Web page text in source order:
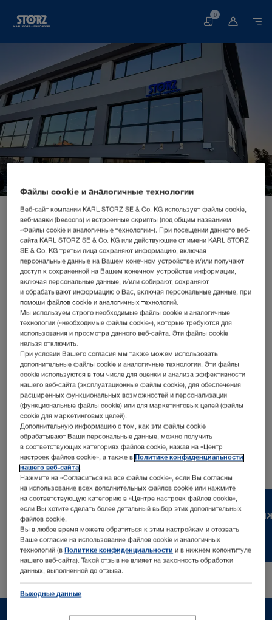
Корзина
0
Главная
Информация о компании
Территориальные подразделения
Греция, Афины: KARL STORZ Endoskope Greece M.E.P.E.
СБЫТОВАЯ И МАРКЕТИНГОВАЯ КОМПАНИЯ
KARL STORZ Endoskope Greece
M.E.P.E.
Адрес:
KARL STORZ Endoskope Greece M.E.P.E.
Kleisthenous 211B
15344 Athens | Greece
Телефон: +30 210 221 6400
Карьера
Файлы cookie и аналогичные технологии
Веб-сайт компании KARL STORZ SE & Co. KG использует файлы cookie,
веб-маяки (beacons) и встроенные скрипты (под общим названием
«Файлы cookie и аналогичные технологии»). При посещении данного веб-
сайта KARL STORZ SE & Co. KG или действующие от имени KARL STORZ
SE & Co. KG третьи лица сохраняют информацию, включая
персональные данные на Вашем конечном устройстве и/или получают
доступ к сохраненной на Вашем конечном устройстве информации,
включая персональные данные, и/или собирают, сохраняют
и обрабатывают информацию о Вас, включая персональные данные, при
помощи файлов cookie и аналогичных технологий.
Мы используем строго необходимые файлы cookie и аналогичные
технологии («необходимые файлы cookie»), которые требуются для
использования и просмотра данного веб-сайта. Эти файлы cookie
нельзя отключить.
При условии Вашего согласия мы также можем использовать
дополнительные файлы cookie и аналогичные технологии. Эти файлы
cookie используются в том числе для оценки и анализа эффективности
нашего веб-сайта (эксплуатационные файлы cookie), для обеспечения
расширенных функциональных возможностей и персонализации
(функциональные файлы cookie) или для маркетинговых целей (файлы
cookie для маркетинговых целей).
Дополнительную информацию о том, как эти файлы cookie
обрабатывают Ваши персональные данные, можно получить
в соответствующих категориях файлов cookie, нажав на «Центр
настроек файлов cookie», а также вПолитике конфиденциальности
нашего веб-сайта.
Нажмите на «Согласиться на все файлы cookie», если Вы согласны
на использование всех дополнительных файлов cookie или нажмите
на соответствующую категорию в «Центре настроек файлов cookie»,
если Вы хотите сделать более детальный выбор этих дополнительных
файлов cookie.
Вы в любое время можете обратиться к этим настройкам и отозвать
Ваше согласие на использование файлов cookie и аналогичных
технологий (вПолитике конфиденциальности и в нижнем колонтитуле
нашего веб-сайта). Такой отзыв не влияет на законность обработки
данных, выполненной до отзыва.
Выходные данные